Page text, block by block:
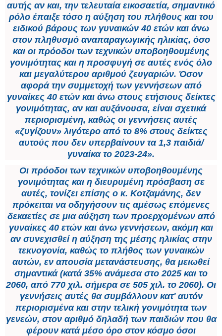
αυτής αν και, την τελευταία εικοσαετία, σημαντικό
ρόλο έπαιξε τόσο η αύξηση του πλήθους και του
ειδικού βάρους των γυναικών 40 ετών και άνω
στον πληθυσμό αναπαραγωγικής ηλικίας, όσο
και οι πρόοδοι των τεχνικών υποβοηθουμένης
γονιμότητας και η προσφυγή σε αυτές ενός όλο
και μεγαλύτερου αριθμού ζευγαριών. Όσον
αφορά την συμμετοχή των γεννήσεων από
γυναίκες 40 ετών και άνω στους ετήσιους δείκτες
γονιμότητας, αν και αυξάνουσα, είναι σχετικά
περιορισμένη, καθώς οι γεννήσεις αυτές
«ζυγίζουν» λιγότερο από το 8% στους δείκτες
αυτούς που δεν υπερβαίνουν τα 1,3 παιδιά/
γυναίκα το 2023-24».
Οι πρόοδοι των τεχνικών υποβοηθουμένης
γονιμότητας και η διευρυμένη πρόσβαση σε
αυτές, τονίζει επίσης ο κ. Κοτζαμάνης, δεν
πρόκειται να οδηγήσουν τις αμέσως επόμενες
δεκαετίες σε μια αύξηση των προερχομένων από
γυναίκες 40 ετών και άνω γεννήσεων, ακόμη και
αν συνεχισθεί η αύξηση της μέσης ηλικίας στην
τεκνογονία, καθώς το πλήθος των γυναικών
αυτών, εν απουσία μετανάστευσης, θα μειωθεί
σημαντικά (κατά 35% ανάμεσα στο 2025 και το
2060, από 770 χιλ. σήμερα σε 505 χιλ. το 2060). Οι
γεννήσεις αυτές θα συμβάλλουν κατ' αυτόν
περιορισμένα και στην τελική γονιμότητα των
γενεών, στον αριθμό δηλαδή των παιδιών που θα
φέρουν κατά μέσο όρο στον κόσμο όσοι